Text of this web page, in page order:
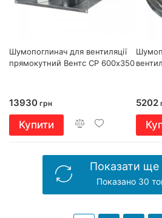
Шумопоглинач для вентиляції
прямокутний Вентс СР 600х350
13930 грн
Купити
5202
Показати ще
Показано 30